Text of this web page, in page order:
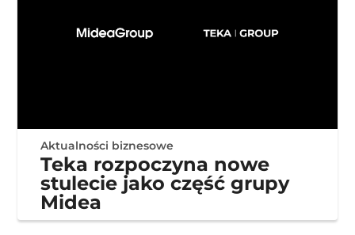
Aktualności biznesowe
Teka rozpoczyna nowe
stulecie jako część grupy
Midea